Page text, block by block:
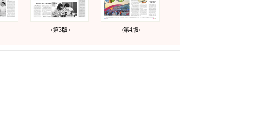
‹第3版› ‹第4版›